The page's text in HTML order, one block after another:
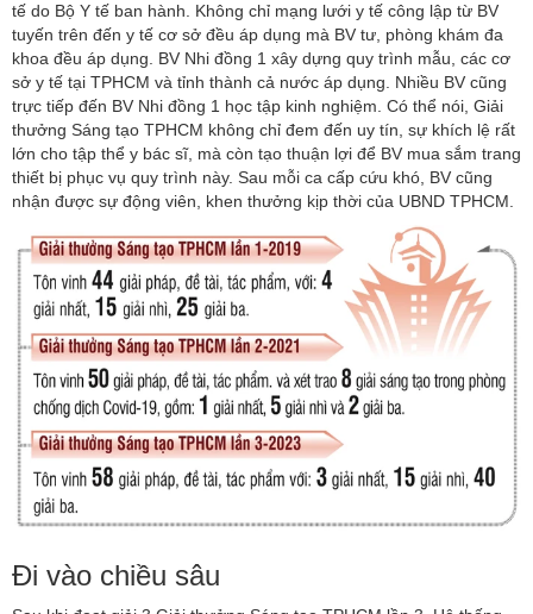
tế do Bộ Y tế ban hành. Không chỉ mạng lưới y tế công lập từ BV
tuyến trên đến y tế cơ sở đều áp dụng mà BV tư, phòng khám đa
khoa đều áp dụng. BV Nhi đồng 1 xây dựng quy trình mẫu, các cơ
sở y tế tại TPHCM và tỉnh thành cả nước áp dụng. Nhiều BV cũng
trực tiếp đến BV Nhi đồng 1 học tập kinh nghiệm. Có thể nói, Giải
thưởng Sáng tạo TPHCM không chỉ đem đến uy tín, sự khích lệ rất
lớn cho tập thể y bác sĩ, mà còn tạo thuận lợi để BV mua sắm trang
thiết bị phục vụ quy trình này. Sau mỗi ca cấp cứu khó, BV cũng
nhận được sự động viên, khen thưởng kịp thời của UBND TPHCM.
Đi vào chiều sâu